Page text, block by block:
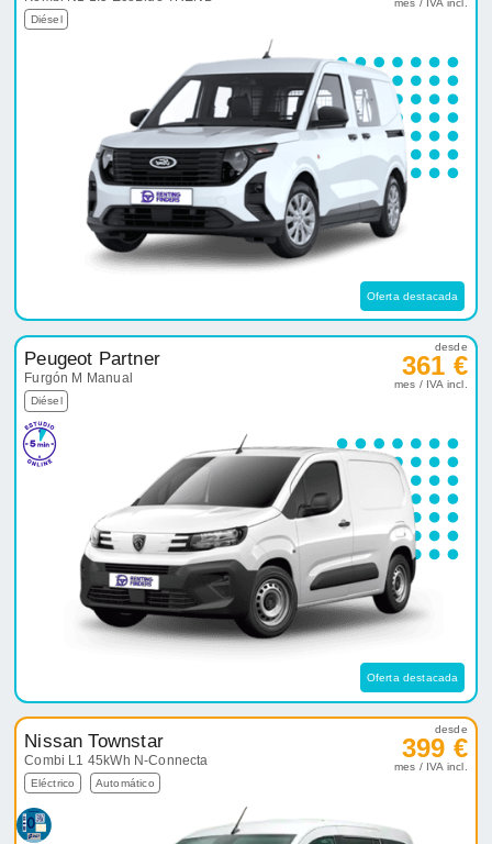
Diésel
mes / IVA incl.
Oferta destacada
Peugeot Partner
Furgón M Manual
Diésel
desde
361 €
mes / IVA incl.
Oferta destacada
Nissan Townstar
Combi L1 45kWh N-Connecta
Eléctrico Automático
desde
399 €
mes / IVA incl.